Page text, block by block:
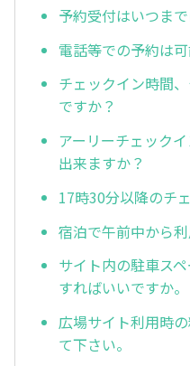
予約受付はいつま
電話等での予約は
チェックイン時間
ですか？
アーリーチェック
出来ますか？
17時30分以降のチ
宿泊で午前中から
サイト内の駐車ス
すればいいですか。
広場サイト利用時
て下さい。